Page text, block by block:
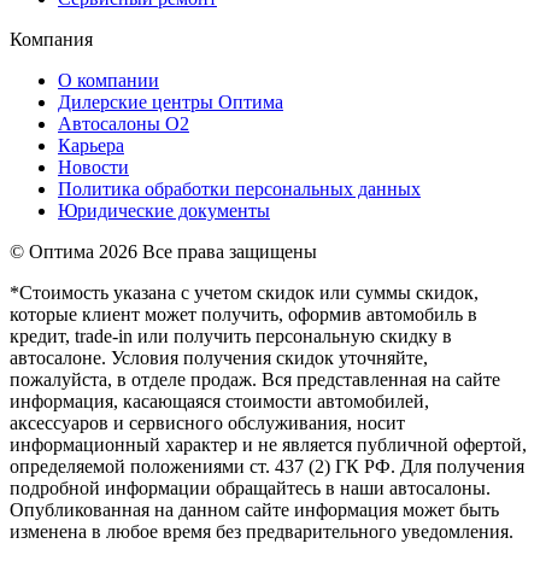
Компания
О компании
Дилерские центры Оптима
Автосалоны О2
Карьера
Новости
Политика обработки персональных данных
Юридические документы
© Оптима 2026 Все права защищены
*Стоимость указана с учетом скидок или суммы скидок,
которые клиент может получить, оформив автомобиль в
кредит, trade-in или получить персональную скидку в
автосалоне. Условия получения скидок уточняйте,
пожалуйста, в отделе продаж. Вся представленная на сайте
информация, касающаяся стоимости автомобилей,
аксессуаров и сервисного обслуживания, носит
информационный характер и не является публичной офертой,
определяемой положениями ст. 437 (2) ГК РФ. Для получения
подробной информации обращайтесь в наши автосалоны.
Опубликованная на данном сайте информация может быть
изменена в любое время без предварительного уведомления.